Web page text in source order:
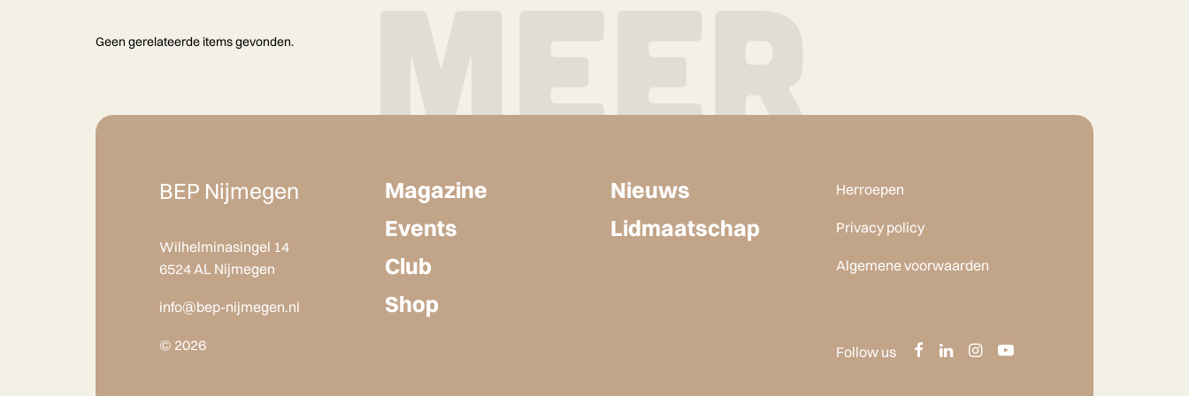
Geen gerelateerde items gevonden.
BEP Nijmegen
Wilhelminasingel 14
6524 AL Nijmegen
info@bep-nijmegen.nl
© 2026
Magazine
Events
Club
Shop
Nieuws
Lidmaatschap
Herroepen
Privacy policy
Algemene voorwaarden